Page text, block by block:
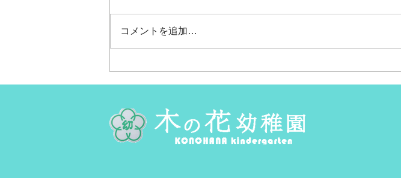
香林坊で待ち合わせ～！ 「バス
来た～！」と思ったら、あれっ何
ったままの乗車だったけど、 み
んな立ったままでも大丈夫！な姿
に頼もしさを感じたよ。 末のバ
い！という今日、
報．．．降水確
ました。 雨とい
コメントを追加…